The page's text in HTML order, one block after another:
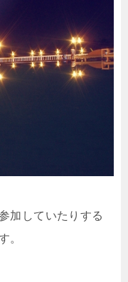
加していたりする
。